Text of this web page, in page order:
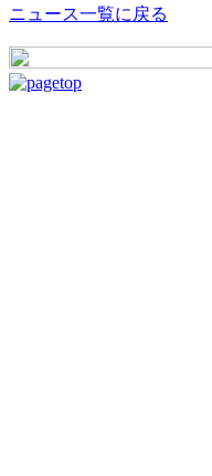
ニュース一覧に戻る